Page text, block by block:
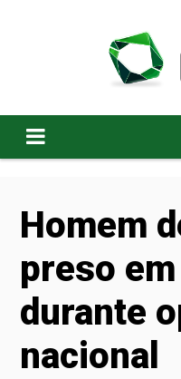
Homem
preso
durante
nacional